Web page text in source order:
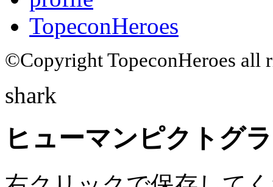
TopeconHeroes
©Copyright TopeconHeroes all
shark
ヒューマンピクトグ